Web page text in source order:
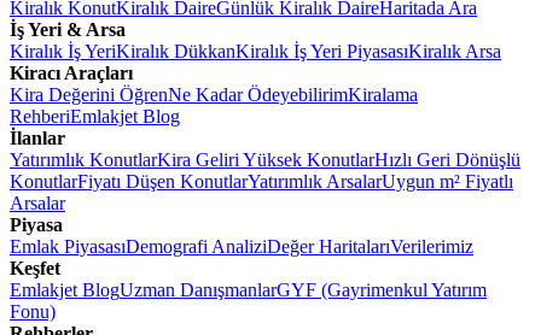
Kiralık KonutKiralık DaireGünlük Kiralık DaireHaritada Ara
İş Yeri & Arsa
Kiralık İş YeriKiralık DükkanKiralık İş Yeri PiyasasıKiralık Arsa
Kiracı Araçları
Kira Değerini ÖğrenNe Kadar ÖdeyebilirimKiralama
RehberiEmlakjet Blog
İlanlar
Yatırımlık KonutlarKira Geliri Yüksek KonutlarHızlı Geri Dönüşlü
KonutlarFiyatı Düşen KonutlarYatırımlık ArsalarUygun m² Fiyatlı
Arsalar
Piyasa
Emlak PiyasasıDemografi AnaliziDeğer HaritalarıVerilerimiz
Keşfet
Emlakjet BlogUzman DanışmanlarGYF (Gayrimenkul Yatırım
Fonu)